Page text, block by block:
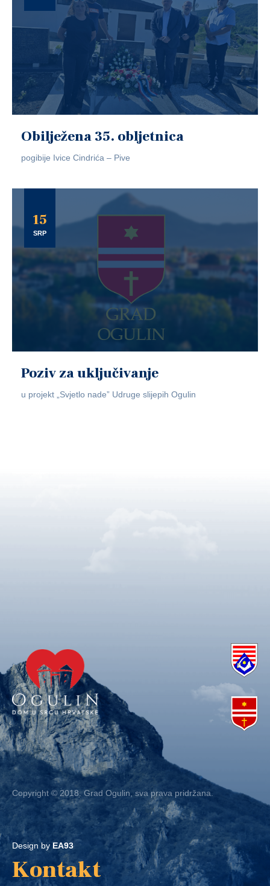
Obilježena 35. obljetnica
pogibije Ivice Cindrića – Pive
15
SRP
Poziv za uključivanje
u projekt „Svjetlo nade” Udruge slijepih Ogulin
Copyright © 2018. Grad Ogulin, sva prava pridržana.
Design by EA93
Kontakt